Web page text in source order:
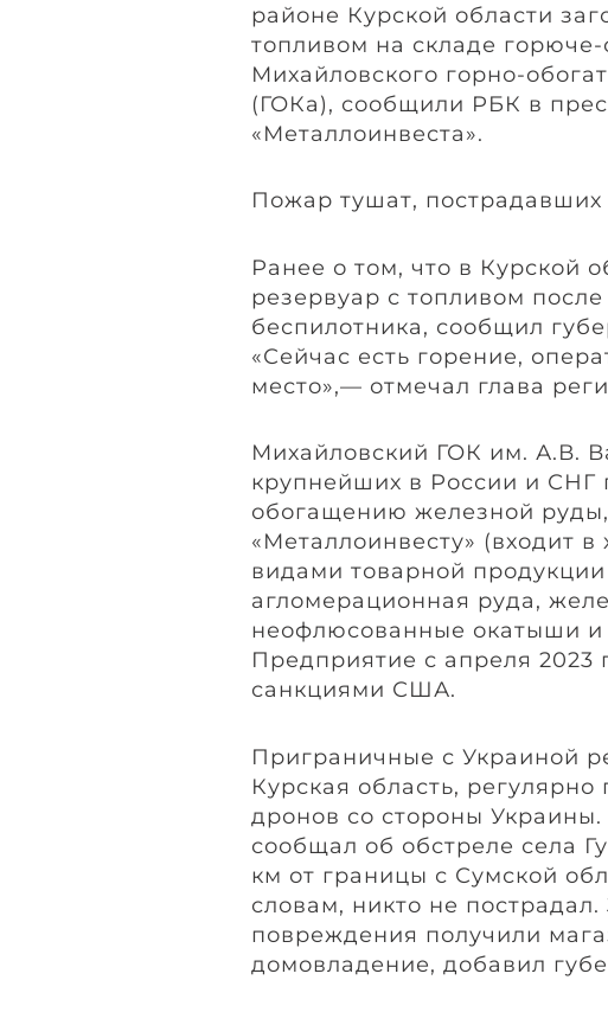
районе Курской области
топливом на складе
Михайловского горно-
(ГОКа), сообщили РБК в
«Металлоинвеста».
Пожар тушат,
Ранее о том, что в Курской
резервуар с топливом
беспилотника, сообщил
«Сейчас есть горение,
место»,— отмечал глава
Михайловский ГОК им. А.В.
крупнейших в России и СНГ
обогащению железной
«Металлоинвесту» (входит
видами товарной
агломерационная руда,
неофлюсованные окатыши
Предприятие с апреля 2023
санкциями США.
Приграничные с Украиной
Курская область,
дронов со стороны
сообщал об обстреле села
км от границы с Сумской
словам, никто не
повреждения получили
домовладение, добавил